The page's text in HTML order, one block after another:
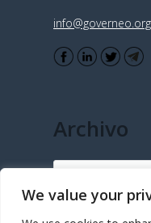
We value your
info@governeo.org
Archivo
Archivo